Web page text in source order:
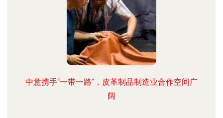
中意携手“一带一路”，皮革制品制造业合作空间广
阔